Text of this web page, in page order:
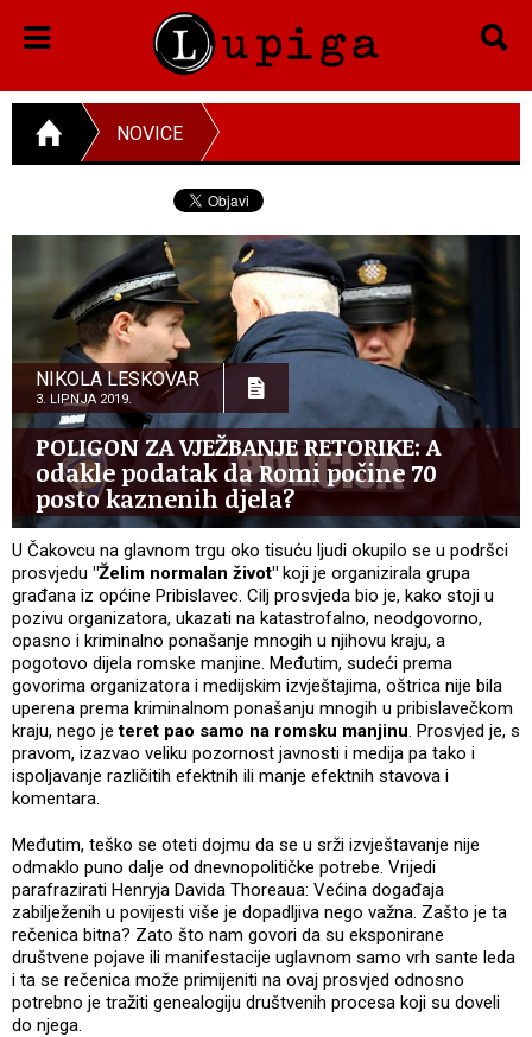
NOVICE
NIKOLA LESKOVAR
3. LIPNJA 2019.
POLIGON ZA VJEŽBANJE RETORIKE: A
odakle podatak da Romi počine 70
posto kaznenih djela?
U Čakovcu na glavnom trgu oko tisuću ljudi okupilo se u podršci
prosvjedu "Želim normalan život" koji je organizirala grupa
građana iz općine Pribislavec. Cilj prosvjeda bio je, kako stoji u
pozivu organizatora, ukazati na katastrofalno, neodgovorno,
opasno i kriminalno ponašanje mnogih u njihovu kraju, a
pogotovo dijela romske manjine. Međutim, sudeći prema
govorima organizatora i medijskim izvještajima, oštrica nije bila
uperena prema kriminalnom ponašanju mnogih u pribislavečkom
kraju, nego je teret pao samo na romsku manjinu. Prosvjed je, s
pravom, izazvao veliku pozornost javnosti i medija pa tako i
ispoljavanje različitih efektnih ili manje efektnih stavova i
komentara.
Međutim, teško se oteti dojmu da se u srži izvještavanje nije
odmaklo puno dalje od dnevnopolitičke potrebe. Vrijedi
parafrazirati Henryja Davida Thoreaua: Većina događaja
zabilježenih u povijesti više je dopadljiva nego važna. Zašto je ta
rečenica bitna? Zato što nam govori da su eksponirane
društvene pojave ili manifestacije uglavnom samo vrh sante leda
i ta se rečenica može primijeniti na ovaj prosvjed odnosno
potrebno je tražiti genealogiju društvenih procesa koji su doveli
do njega.